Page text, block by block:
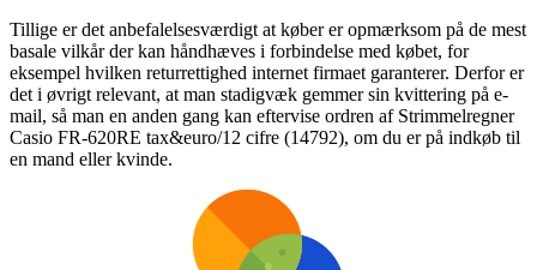
Tillige er det anbefalelsesværdigt at køber er opmærksom på de mest
basale vilkår der kan håndhæves i forbindelse med købet, for
eksempel hvilken returrettighed internet firmaet garanterer. Derfor er
det i øvrigt relevant, at man stadigvæk gemmer sin kvittering på e-
mail, så man en anden gang kan eftervise ordren af Strimmelregner
Casio FR-620RE tax&euro/12 cifre (14792), om du er på indkøb til
en mand eller kvinde.